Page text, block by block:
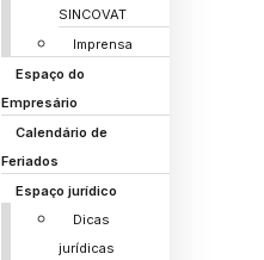
SINCOVAT
Imprensa
Espaço do
Empresário
Calendário de
Feriados
Espaço jurídico
Dicas
jurídicas